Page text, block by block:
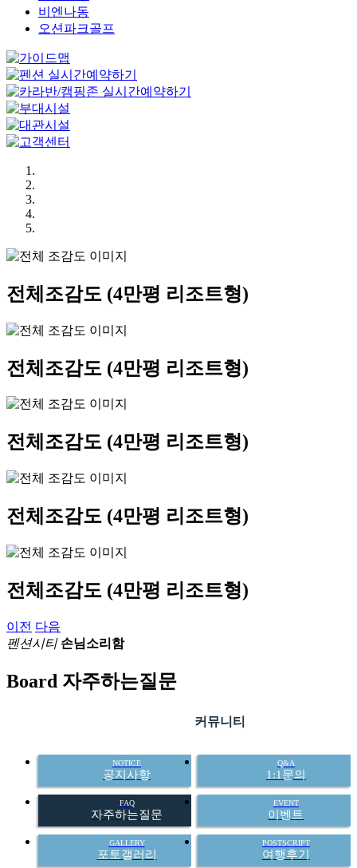
비엔나동
오션파크골프
전체조감도 (4만평 리조트형)
전체조감도 (4만평 리조트형)
전체조감도 (4만평 리조트형)
전체조감도 (4만평 리조트형)
전체조감도 (4만평 리조트형)
이전 다음
펜션시티 손님소리함
Board 자주하는질문
커뮤니티
NOTICE
공지사항
Q&A
1:1문의
FAQ
자주하는질문
EVENT
이벤트
GALLERY
포토갤러리
POSTSCRIPT
여행후기